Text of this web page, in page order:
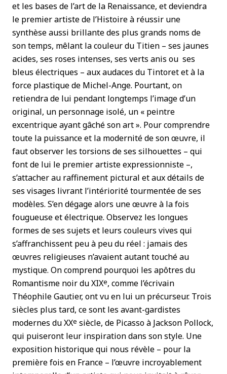
et les bases de l’art de la Renaissance, et deviendra
le premier artiste de l’Histoire à réussir une
synthèse aussi brillante des plus grands noms de
son temps, mêlant la couleur du Titien – ses jaunes
acides, ses roses intenses, ses verts anis ou ses
bleus électriques – aux audaces du Tintoret et à la
force plastique de Michel-Ange. Pourtant, on
retiendra de lui pendant longtemps l’image d’un
original, un personnage isolé, un « peintre
excentrique ayant gâché son art ». Pour comprendre
toute la puissance et la modernité de son œuvre, il
faut observer les torsions de ses silhouettes – qui
font de lui le premier artiste expressionniste –,
s’attacher au raffinement pictural et aux détails de
ses visages livrant l’intériorité tourmentée de ses
modèles. S’en dégage alors une œuvre à la fois
fougueuse et électrique. Observez les longues
formes de ses sujets et leurs couleurs vives qui
s’affranchissent peu à peu du réel : jamais des
œuvres religieuses n’avaient autant touché au
mystique. On comprend pourquoi les apôtres du
Romantisme noir du XIXe, comme l’écrivain
Théophile Gautier, ont vu en lui un précurseur. Trois
siècles plus tard, ce sont les avant-gardistes
modernes du XXe siècle, de Picasso à Jackson Pollock,
qui puiseront leur inspiration dans son style. Une
exposition historique qui nous révèle – pour la
première fois en France – l’œuvre incroyablement